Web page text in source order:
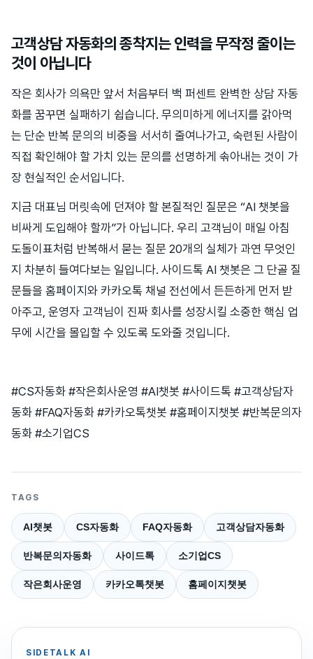
고객상담 자동화의 종착지는 인력을 무작정 줄이는
것이 아닙니다
작은 회사가 의욕만 앞서 처음부터 백 퍼센트 완벽한 상담 자동
화를 꿈꾸면 실패하기 쉽습니다. 무의미하게 에너지를 갉아먹
는 단순 반복 문의의 비중을 서서히 줄여나가고, 숙련된 사람이
직접 확인해야 할 가치 있는 문의를 선명하게 솎아내는 것이 가
장 현실적인 순서입니다.
지금 대표님 머릿속에 던져야 할 본질적인 질문은 “AI 챗봇을
비싸게 도입해야 할까”가 아닙니다. 우리 고객님이 매일 아침
도돌이표처럼 반복해서 묻는 질문 20개의 실체가 과연 무엇인
지 차분히 들여다보는 일입니다. 사이드톡 AI 챗봇은 그 단골 질
문들을 홈페이지와 카카오톡 채널 전선에서 든든하게 먼저 받
아주고, 운영자 고객님이 진짜 회사를 성장시킬 소중한 핵심 업
무에 시간을 몰입할 수 있도록 도와줄 것입니다.
#CS자동화 #작은회사운영 #AI챗봇 #사이드톡 #고객상담자
동화 #FAQ자동화 #카카오톡챗봇 #홈페이지챗봇 #반복문의자
동화 #소기업CS
TAGS
AI챗봇 CS자동화 FAQ자동화 고객상담자동화
반복문의자동화 사이드톡 소기업CS
작은회사운영 카카오톡챗봇 홈페이지챗봇
SIDETALK AI